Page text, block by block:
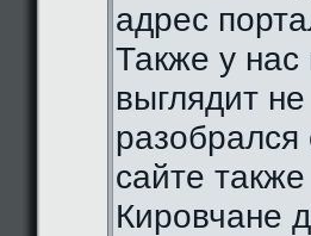
адрес
Также у нас
выглядит
сайте
Кировчане